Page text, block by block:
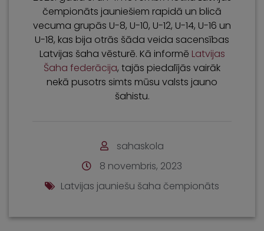
čempionāts jauniešiem rapidā un blicā
vecuma grupās U-8, U-10, U-12, U-14, U-16 un
U-18, kas bija otrās šāda veida sacensības
Latvijas šaha vēsturē. Kā informē Latvijas
Šaha federācija, tajās piedalījās vairāk
nekā pusotrs simts mūsu valsts jauno
šahistu.
sahaskola
8 novembris, 2023
Latvijas jauniešu šaha čempionāts